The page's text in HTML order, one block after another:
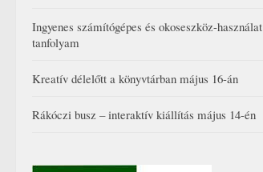
Ingyenes számítógépes és okoseszköz-használat
tanfolyam
Kreatív délelőtt a könyvtárban május 16-án
Rákóczi busz – interaktív kiállítás május 14-én